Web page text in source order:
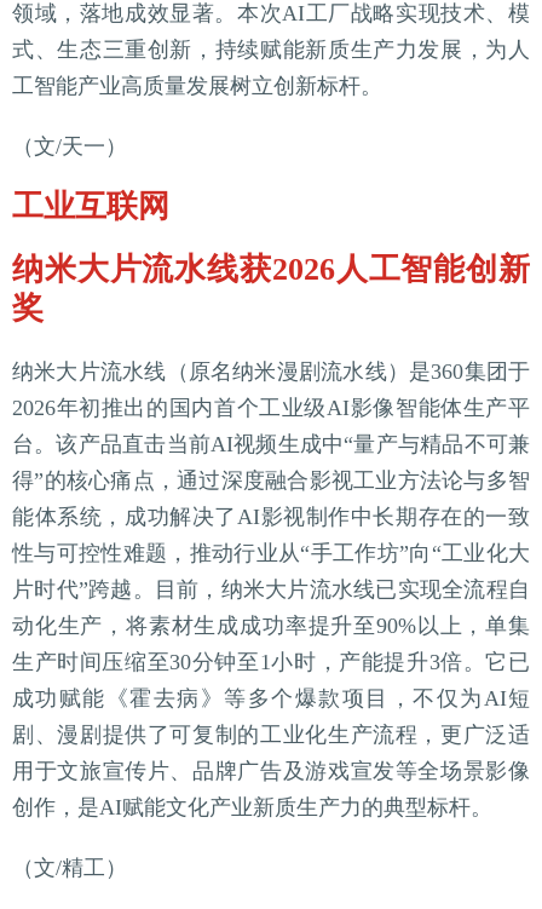
领域，落地成效显著。本次AI工厂战略实现技术、模
式、生态三重创新，持续赋能新质生产力发展，为人
工智能产业高质量发展树立创新标杆。
（文/天一）
工业互联网
纳米大片流水线获2026人工智能创新
奖
纳米大片流水线（原名纳米漫剧流水线）是360集团于
2026年初推出的国内首个工业级AI影像智能体生产平
台。该产品直击当前AI视频生成中“量产与精品不可兼
得”的核心痛点，通过深度融合影视工业方法论与多智
能体系统，成功解决了AI影视制作中长期存在的一致
性与可控性难题，推动行业从“手工作坊”向“工业化大
片时代”跨越。目前，纳米大片流水线已实现全流程自
动化生产，将素材生成成功率提升至90%以上，单集
生产时间压缩至30分钟至1小时，产能提升3倍。它已
成功赋能《霍去病》等多个爆款项目，不仅为AI短
剧、漫剧提供了可复制的工业化生产流程，更广泛适
用于文旅宣传片、品牌广告及游戏宣发等全场景影像
创作，是AI赋能文化产业新质生产力的典型标杆。
（文/精工）